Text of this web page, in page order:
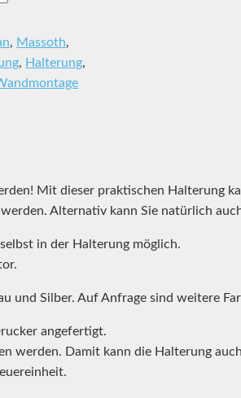
, Massoth,
, Halterung,
Mit dieser praktischen Halterung
Alternativ kann Sie natürlich
in der Halterung möglich.
und Silber. Auf Anfrage sind weitere
angefertigt.
werden. Damit kann die Halterung